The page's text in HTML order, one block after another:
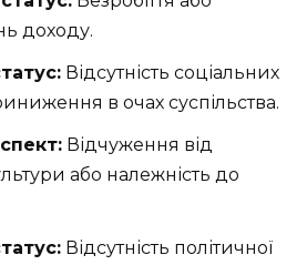
доходу.
Відсутність соціальних
в очах суспільства.
Відчуження від
або належність до
Відсутність політичної